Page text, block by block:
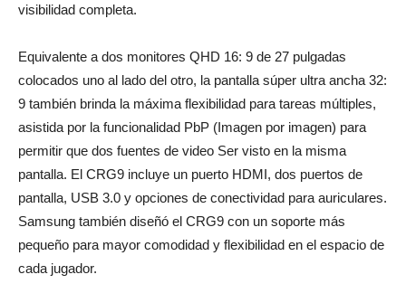
visibilidad completa.
Equivalente a dos monitores QHD 16: 9 de 27 pulgadas
colocados uno al lado del otro, la pantalla súper ultra ancha 32:
9 también brinda la máxima flexibilidad para tareas múltiples,
asistida por la funcionalidad PbP (Imagen por imagen) para
permitir que dos fuentes de video Ser visto en la misma
pantalla. El CRG9 incluye un puerto HDMI, dos puertos de
pantalla, USB 3.0 y opciones de conectividad para auriculares.
Samsung también diseñó el CRG9 con un soporte más
pequeño para mayor comodidad y flexibilidad en el espacio de
cada jugador.